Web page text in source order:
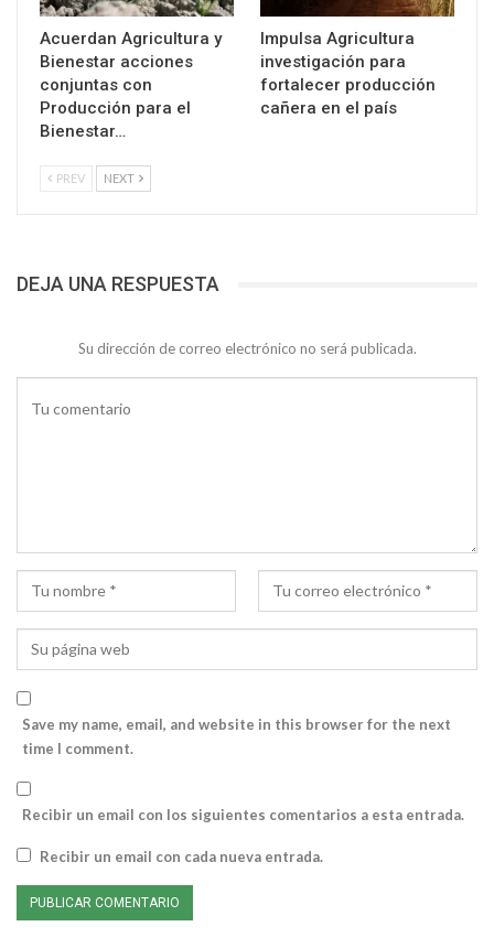
Acuerdan Agricultura y
Bienestar acciones
conjuntas con
Producción para el
Bienestar…
Impulsa Agricultura
investigación para
fortalecer producción
cañera en el país
PREV NEXT
DEJA UNA RESPUESTA
Su dirección de correo electrónico no será publicada.
Save my name, email, and website in this browser for the next
time I comment.
Recibir un email con los siguientes comentarios a esta entrada.
Recibir un email con cada nueva entrada.